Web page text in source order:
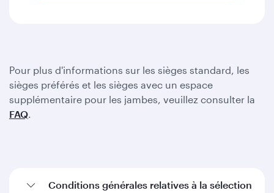
Pour plus d'informations sur les sièges standard, les
sièges préférés et les sièges avec un espace
supplémentaire pour les jambes, veuillez consulter la
FAQ.
Conditions générales relatives à la sélection